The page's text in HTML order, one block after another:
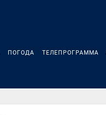
ПОГОДА ТЕЛЕПРОГРАММА